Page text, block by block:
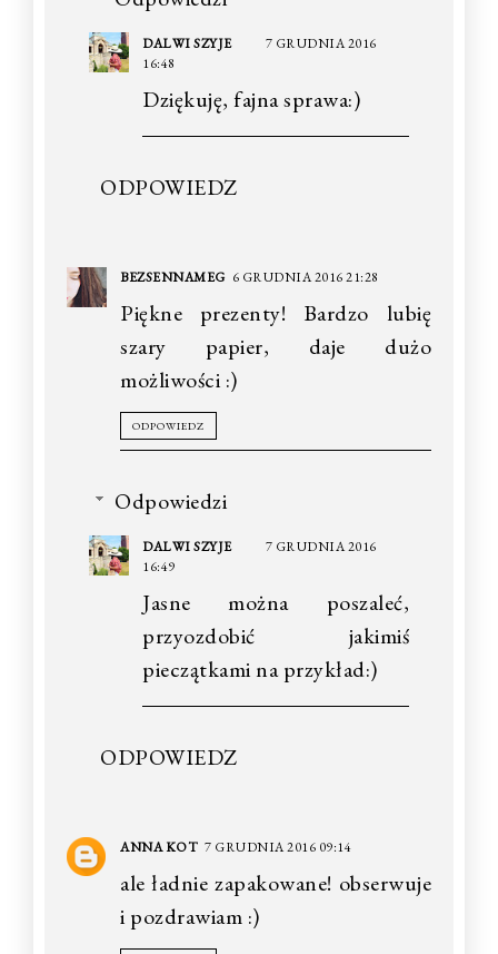
DALWI SZYJE
7 GRUDNIA 2016
16:48
Dziękuję, fajna sprawa:)
ODPOWIEDZ
BEZSENNAMEG 6 GRUDNIA 2016 21:28
Piękne prezenty! Bardzo lubię
szary papier, daje dużo
możliwości :)
ODPOWIEDZ
Odpowiedzi
DALWI SZYJE
7 GRUDNIA 2016
16:49
Jasne można poszaleć,
przyozdobić jakimiś
pieczątkami na przykład:)
ODPOWIEDZ
ANNA KOT 7 GRUDNIA 2016 09:14
ale ładnie zapakowane! obserwuje
i pozdrawiam :)